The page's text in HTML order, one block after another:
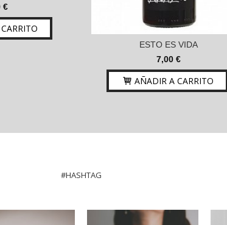
€
ESTO ES VIDA
7,00 €
AÑADIR A CARRITO
#HASHTAG